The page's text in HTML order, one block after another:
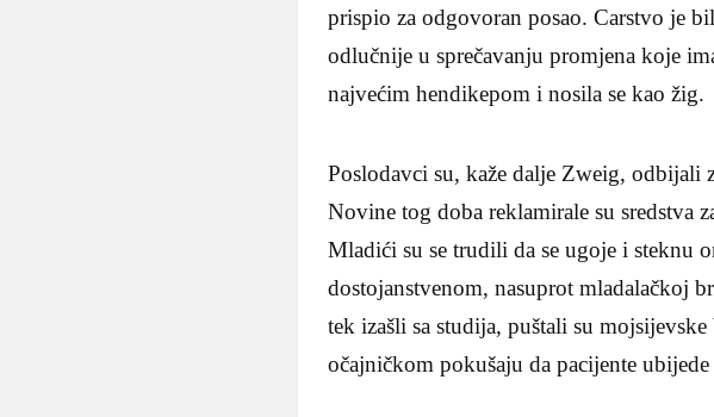
prispio za odgovoran posao. Carstvo je
odlučnije u sprečavanju promjena koje
najvećim hendikepom i nosila se kao žig.
Poslodavci su, kaže dalje Zweig, odbijali
Novine tog doba reklamirale su sredstva
Mladići su se trudili da se ugoje i steknu
dostojanstvenom, nasuprot mladalačkoj
tek izašli sa studija, puštali su
očajničkom pokušaju da pacijente